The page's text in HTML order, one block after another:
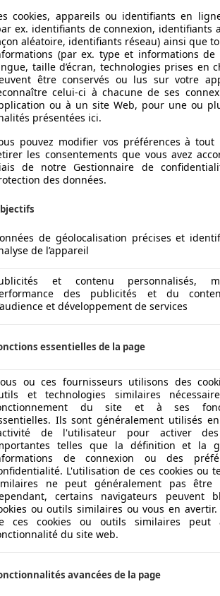
cookies, appareils ou identifiants en
ex. identifiants de connexion, identifiants
aléatoire, identifiants réseau) ainsi que
(par ex. type et informations de
taille d’écran, technologies prises en
être conservés ou lus sur votre
celui-ci à chacune de ses
ou à un site Web, pour une ou
présentées ici.
pouvez modifier vos préférences à tout
les consentements que vous avez
de notre Gestionnaire de
des données.
de géolocalisation précises et
de l’appareil
et contenu personnalisés,
des publicités et du
et développement de services
essentielles de la page
ou ces fournisseurs utilisons des
et technologies similaires
du site et à ses
Ils sont généralement utilisés
de l'utilisateur pour activer
telles que la définition et la
de connexion ou des
L'utilisation de ces cookies ou
ne peut généralement pas être
certains navigateurs peuvent
ou outils similaires ou vous en avertir.
ces cookies ou outils similaires peut
du site web.
avancées de la page
Royce Cullinan. Il mesure plus
en charge le montant C, et
entrave avec une barre continue
ceux qui désirent être conduits, du
» sont équipées de deux
à commande électrique pour
Une fois les sièges rangés, le